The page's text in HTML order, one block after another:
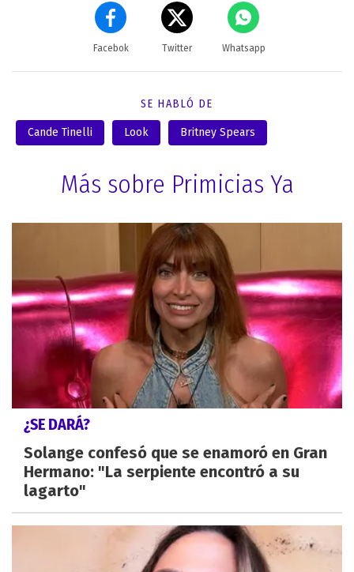
Facebok Twitter Whatsapp
SE HABLÓ DE
Cande Tinelli Look Britney Spears
Más sobre Primicias Ya
¿SE DARÁ?
Solange confesó que se enamoró en Gran
Hermano: "La serpiente encontró a su
lagarto"